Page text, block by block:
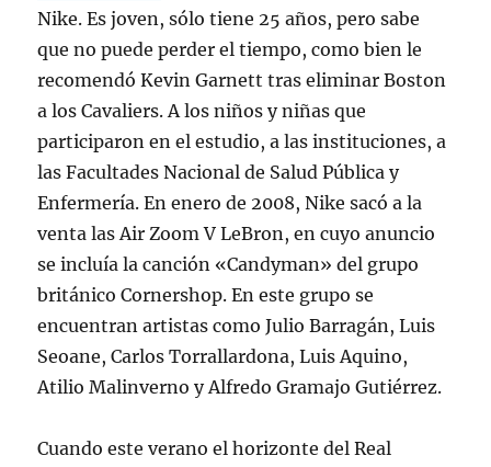
Nike. Es joven, sólo tiene 25 años, pero sabe
que no puede perder el tiempo, como bien le
recomendó Kevin Garnett tras eliminar Boston
a los Cavaliers. A los niños y niñas que
participaron en el estudio, a las instituciones, a
las Facultades Nacional de Salud Pública y
Enfermería. En enero de 2008, Nike sacó a la
venta las Air Zoom V LeBron, en cuyo anuncio
se incluía la canción «Candyman» del grupo
británico Cornershop. En este grupo se
encuentran artistas como Julio Barragán, Luis
Seoane, Carlos Torrallardona, Luis Aquino,
Atilio Malinverno y Alfredo Gramajo Gutiérrez.
Cuando este verano el horizonte del Real